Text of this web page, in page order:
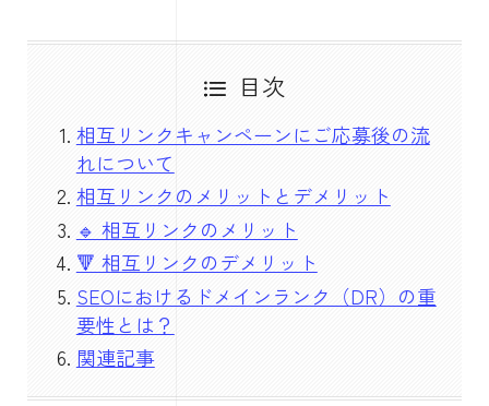
目次
相互リンクキャンペーンにご応募後の流
れについて
相互リンクのメリットとデメリット
🔹 相互リンクのメリット
🔻 相互リンクのデメリット
SEOにおけるドメインランク（DR）の重
要性とは？
関連記事